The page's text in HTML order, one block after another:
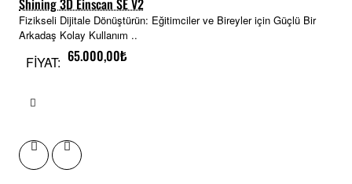
Shining 3D Einscan SE V2
Fizikseli Dijitale Dönüştürün: Eğitimciler ve Bireyler için Güçlü Bir
Arkadaş Kolay Kullanım ..
FİYAT: 65.000,00₺